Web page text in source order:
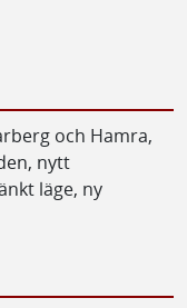
och Hamra,
nytt
läge, ny